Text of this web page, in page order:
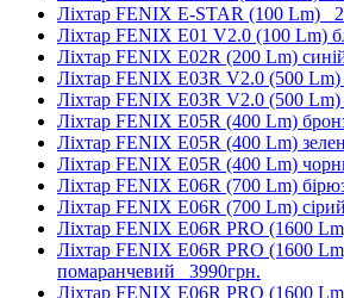
Ліхтар FENIX E-STAR (100 Lm)
Ліхтар FENIX E01 V2.0 (100 Lm)
Ліхтар FENIX E02R (200 Lm)
Ліхтар FENIX E03R V2.0 (500
Ліхтар FENIX E03R V2.0 (500 Lm)
Ліхтар FENIX E05R (400 Lm)
Ліхтар FENIX E05R (400 Lm)
Ліхтар FENIX E05R (400 Lm)
Ліхтар FENIX E06R (700 Lm)
Ліхтар FENIX E06R (700 Lm)
Ліхтар FENIX E06R PRO (1600
Ліхтар FENIX E06R PRO (1600
помаранчевий 3990грн.
Ліхтар FENIX E06R PRO (1600